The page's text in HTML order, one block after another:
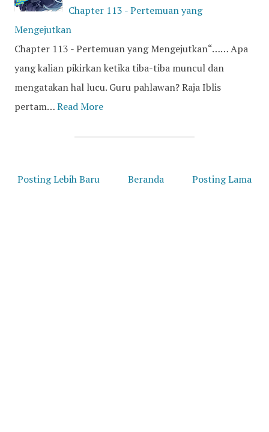
Chapter 113 - Pertemuan yang
Mengejutkan
Chapter 113 - Pertemuan yang Mengejutkan“…… Apa
yang kalian pikirkan ketika tiba-tiba muncul dan
mengatakan hal lucu. Guru pahlawan? Raja Iblis
pertam…Read More
Posting Lebih Baru Posting Lama
Beranda